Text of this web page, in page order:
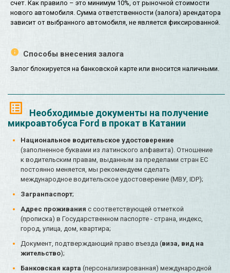
счет. Как правило – это минимум 10%, от рыночной стоимости
нового автомобиля. Сумма ответственности (залога) арендатора
зависит от выбранного автомобиля, не является фиксированной.
Способы внесения залога
Залог блокируется на банковской карте или вносится наличными.
Необходимые документы на получение
микроавтобуса Ford в прокат в Катании
Национальное водительское удостоверение
(заполненное буквами из латинского алфавита). Отношение
к водительским правам, выданным за пределами стран ЕС
постоянно меняется, мы рекомендуем сделать
международное водительское удостоверение (МВУ, IDP);
Загранпаспорт;
Адрес проживания с соответствующей отметкой
(прописка) в Государственном паспорте - страна, индекс,
город, улица, дом, квартира;
Документ, подтверждающий право въезда (виза, вид на
жительство);
Банковская карта (персонализированная) международной